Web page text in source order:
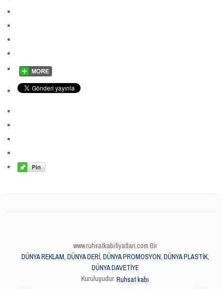
www.ruhsatkabifiyatlari.com Bir
DÜNYA REKLAM, DÜNYA DERİ, DÜNYA PROMOSYON, DÜNYA PLASTİK,
DÜNYA DAVETİYE
Kuruluşudur. Ruhsat kabı